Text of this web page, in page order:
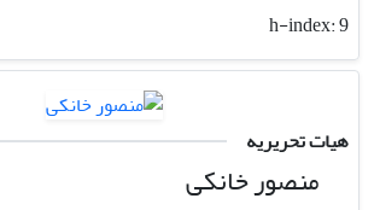
h-index:9
هیات تحریریه
منصور خانکی